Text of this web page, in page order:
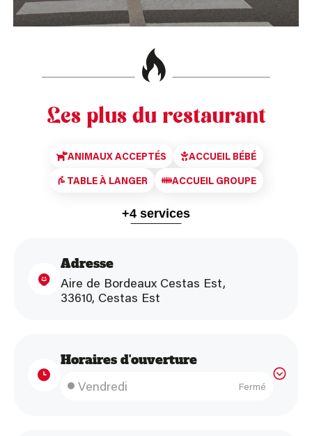
Les plus du restaurant
ANIMAUX ACCEPTÉS
ACCUEIL BÉBÉ
TABLE À LANGER
ACCUEIL GROUPE
+4 services
Adresse
Aire de Bordeaux Cestas Est,
33610, Cestas Est
Horaires d'ouverture
Lundi Fermé
Mardi Fermé
Mercredi Fermé
Jeudi Fermé
Vendredi Fermé